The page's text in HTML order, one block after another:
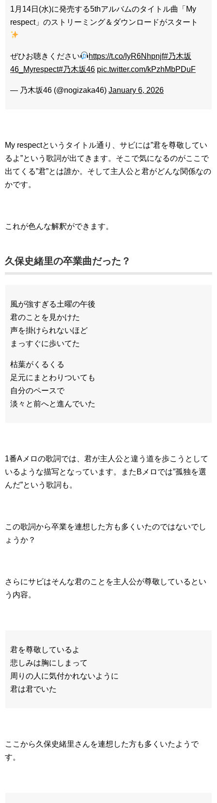
1月14日(水)に発売する5thアルバムのタイトル曲「My
respect」のストリーミング＆ダウンロードがスタート
ぜひお聴きください https://t.co/IyR6Nhpnjf#乃木坂
46_Myrespect#乃木坂46 pic.twitter.com/kPzhMbPDuF
— 乃木坂46 (@nogizaka46) January 6, 2026
My respectというタイトル通り、サビには”君を尊敬してい
るよ”という歌詞が出てきます。そこで気になるのがここで
出てくる”君”とは誰か。そして主人公と君がどんな関係なの
かです。
これが色んな解釈ができます。
久保史緒里の卒業曲だった？
風が強すぎる土曜の午後
君のことを見かけた
声を掛けられないほど
まっすぐに歩いてた
枯葉がくるくる
足元にまとわりついても
自分のペースで
淡々と前へと進んでいた
1番Aメロの歌詞では、君が主人公と違う道を歩こうとして
いるような描写となっています。またBメロでは”孤独を選
んだ”という歌詞も。
この歌詞から卒業を連想した方も多くいたのではないでし
ょうか？
さらにサビはそんな君のことを主人公が尊敬しているとい
う内容。
君を尊敬しているよ
悲しみは胸にしまって
周りの人に気付かれないように
君は君でいた
ここから久保史緒里さんを連想した方も多くいたようで
す。